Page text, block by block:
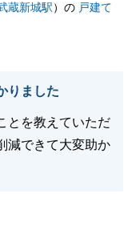
蔵新城駅）の 戸建て
りました
とを教えていただ
減できて大変助か